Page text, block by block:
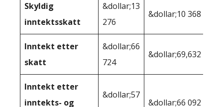
Skyldig
inntektsskatt
&dollar;13
276
&dollar;10 368
Inntekt etter
skatt
&dollar;66
724
&dollar;69,632
Inntekt etter
inntekts- og
&dollar;57
&dollar;66 092